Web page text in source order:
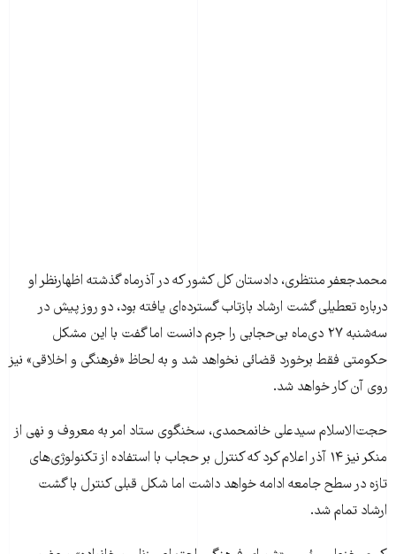
محمدجعفر منتظری، دادستان کل کشور که در آذرماه گذشته اظهارنظر او
درباره تعطیلی گشت ارشاد بازتاب گسترده‌ای یافته بود، دو روز پیش در
سه‌شنبه ۲۷ دی‌ماه بی‌حجابی را جرم دانست اما گفت با این مشکل
حکومتی فقط برخورد قضائی نخواهد شد و به لحاظ «فرهنگی و اخلاقی» نیز
روی آن کار خواهد شد.
حجت‌الاسلام سیدعلی خانمحمدی، سخنگوی ستاد امر به معروف و نهی از
منکر نیز ۱۴ آذر اعلام کرد که کنترل بر حجاب با استفاده از تکنولوژی‌های
تازه در سطح جامعه ادامه خواهد داشت اما شکل قبلی کنترل با گشت
ارشاد تمام شد.